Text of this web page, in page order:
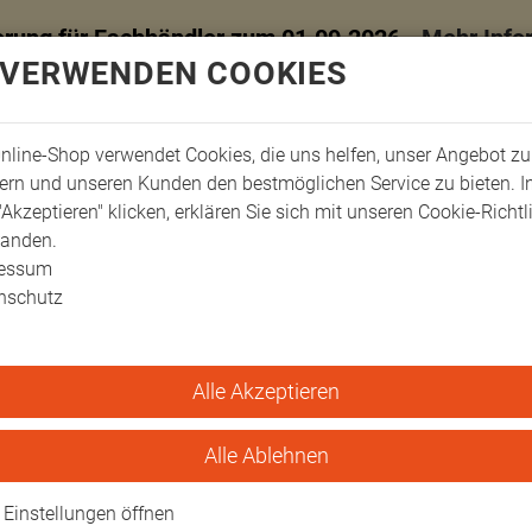
für Fachhändler zum 01.09.2026 -Mehr
Fingerschienen Fingerschienen gebogen 100 mm
100 mm
der Stabilisierung
COOKIES
Shop verwendet Cookies, die uns helfen, unser Angebot zu
und unseren Kunden den bestmöglichen Service zu bieten.
klicken, erklären Sie sich mit unseren Cookie-
Alle Akzeptieren
Alle Ablehnen
Einstellungen öffnen